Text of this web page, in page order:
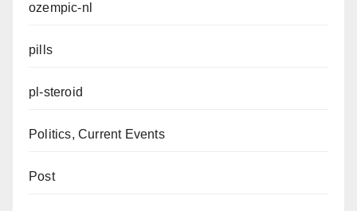
ozempic-nl
pills
pl-steroid
Politics, Current Events
Post